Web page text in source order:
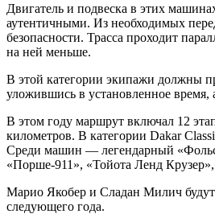
Двигатель и подвеска в этих
аутентичными. Из необходимых
безопасности. Трасса проходит
на ней меньше.
В этой категории экипажи должны
уложившись в установленное время,
В этом году маршрут включал 12
километров. В категории Dakar
Среди машин — легендарный
«Порше-911», «Тойота Ленд
Марио Якобер и Сладан Милич будут
следующего года.